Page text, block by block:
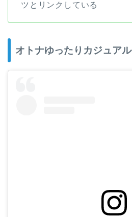
ツとリンクしている
オトナゆったりカジュアル